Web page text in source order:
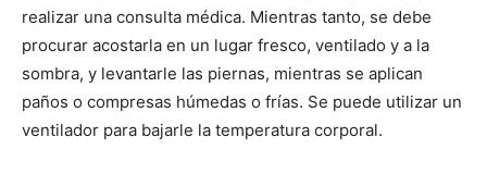
realizar una consulta médica. Mientras tanto, se debe
procurar acostarla en un lugar fresco, ventilado y a la
sombra, y levantarle las piernas, mientras se aplican
paños o compresas húmedas o frías. Se puede utilizar un
ventilador para bajarle la temperatura corporal.